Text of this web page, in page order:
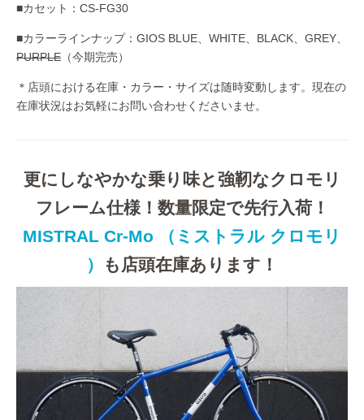
■カセット：CS-FG30
■カラーラインナップ：GIOS BLUE、WHITE、BLACK、GREY、
PURPLE （今期完売）
＊店頭における在庫・カラー・サイズは随時変動します。現在の
在庫状況はお気軽にお問い合わせくださいませ。
更にしなやかな乗り味と強靭なクロモリ
フレーム仕様！数量限定で先行入荷！
MISTRAL Cr-Mo （ミストラル クロモリ
）
も店頭在庫あります！